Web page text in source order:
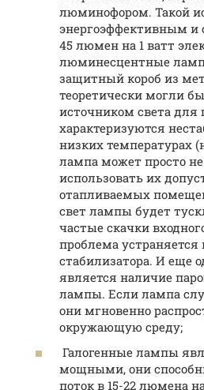
люминофором. Такой
энергоэффективным и
45 люмен на 1 ватт
люминесцентные
защитный короб из
теоретически могли
источником света для
характеризуются
низких температурах
лампа может просто
использовать их
отапливаемых
свет лампы будет
частые скачки
проблема устраняется
стабилизатора. И еще
является наличие
лампы. Если лампа
они мгновенно
окружающую среду;
Галогенные лампы
мощными, они
поток в 15-22 люмена